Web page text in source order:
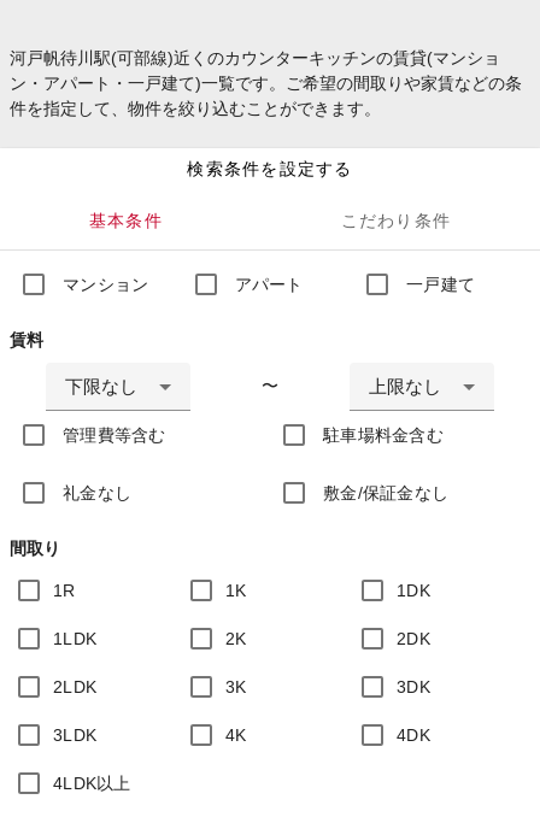
河戸帆待川駅(可部線)近くのカウンターキッチンの賃貸(マンショ
ン・アパート・一戸建て)一覧です。ご希望の間取りや家賃などの条
件を指定して、物件を絞り込むことができます。
検索条件を設定する
基本条件 こだわり条件
マンション アパート 一戸建て
賃料
下限なし 〜 上限なし
管理費等含む 駐車場料金含む
礼金なし 敷金/保証金なし
間取り
1R 1K 1DK
1LDK 2K 2DK
2LDK 3K 3DK
3LDK 4K 4DK
4LDK以上